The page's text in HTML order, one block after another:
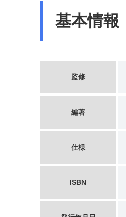
基本情報
監修
編著
仕様
ISBN